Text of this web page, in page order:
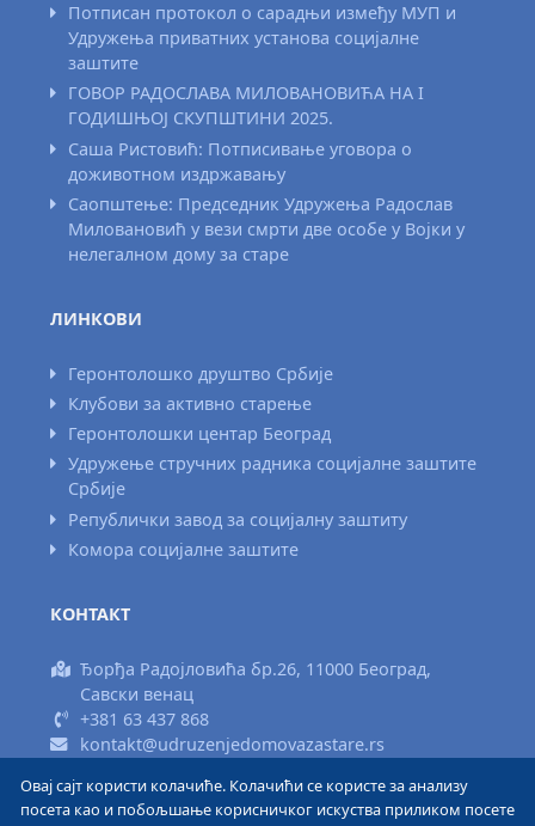
Потписан протокол о сарадњи између МУП и
Удружења приватних установа социјалне
заштите
ГОВОР РАДОСЛАВА МИЛОВАНОВИЋА НА I
ГОДИШЊОЈ СКУПШТИНИ 2025.
Саша Ристовић: Потписивање уговора о
доживотном издржавању
Саопштење: Председник Удружења Радослав
Миловановић у вези смрти две особе у Војки у
нелегалном дому за старе
ЛИНКОВИ
Геронтолошко друштво Србије
Клубови за активно старење
Геронтолошки центар Београд
Удружење стручних радника социјалне заштите
Србије
Републички завод за социјалну заштиту
Комора социјалне заштите
КОНТАКТ
Ђорђа Радојловића бр.26, 11000 Београд,
Савски венац
+381 63 437 868
kontakt@udruzenjedomovazastare.rs
Израда сајта www.areadizajn.com
Овај сајт користи колачиће. Колачићи се користе за анализу
посета као и побољшање корисничког искуства приликом посете